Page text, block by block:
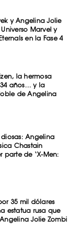
y Angelina Jolie
Marvel y
en la Fase 4
la hermosa
años… y la
de Angelina
Angelina
Chastain
parte de ‘X-Men:
35 mil dólares
estatua rusa que
Jolie Zombi